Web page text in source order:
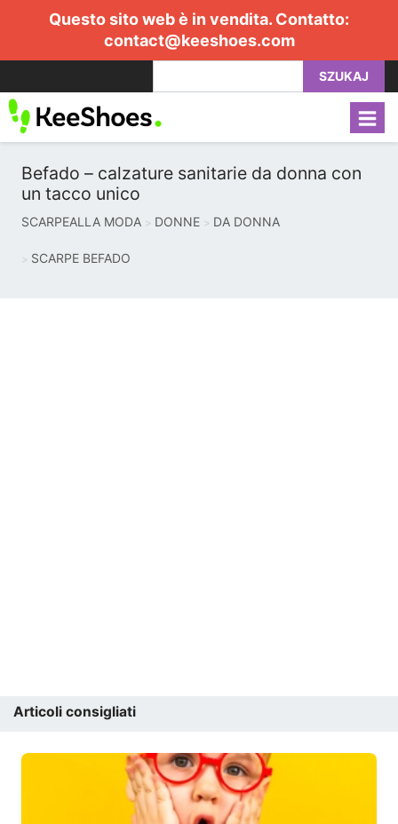
Questo sito web è in vendita. Contatto:
contact@keeshoes.com
SZUKAJ
Befado – calzature sanitarie da donna con
un tacco unico
SCARPEALLA MODA DONNE DA DONNA
SCARPE BEFADO
Articoli consigliati